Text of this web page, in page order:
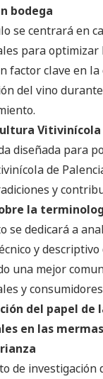
bodega
se centrará en
para optimizar
factor clave en la
del vino
Vitivinícola
diseñada para
de
y
la
se dedicará a
y descriptivo
una mejor
y
del papel de
en las
de investigación